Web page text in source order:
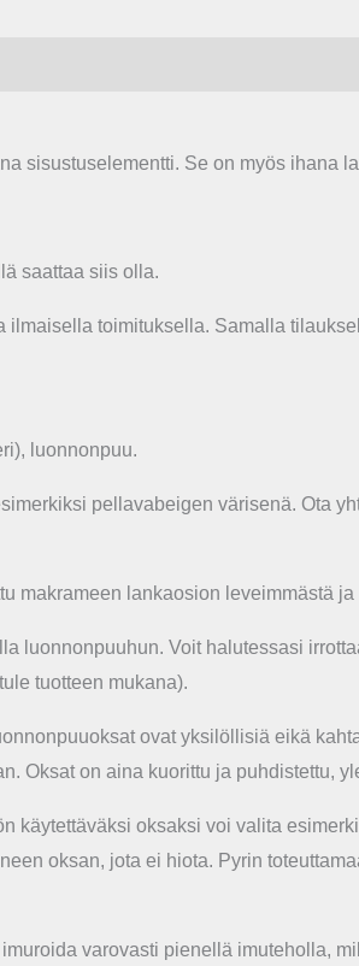
sisustuselementti. Se on myös ihana
saattaa siis olla.
toimituksella. Samalla
luonnonpuu.
pellavabeigen värisenä. Ota
makrameen lankaosion leveimmästä
luonnonpuuhun. Voit halutessasi
tuotteen mukana).
ovat yksilöllisiä eikä
Oksat on aina kuorittu ja puhdistettu,
käytettäväksi oksaksi voi valita
oksan, jota ei hiota. Pyrin
varovasti pienellä imuteholla,